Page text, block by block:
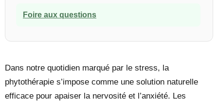
Foire aux questions
Dans notre quotidien marqué par le stress, la
phytothérapie s’impose comme une solution naturelle
efficace pour apaiser la nervosité et l’anxiété. Les